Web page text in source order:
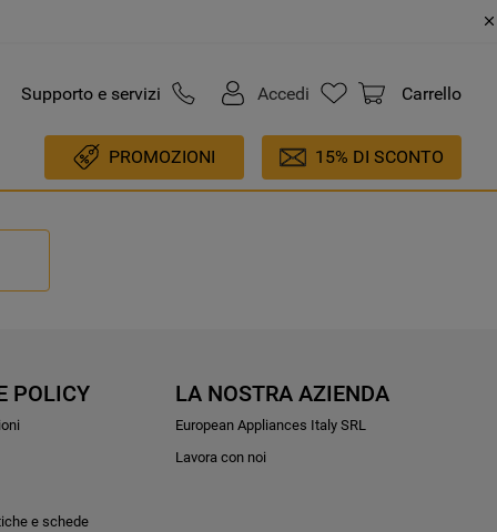
Supporto e servizi Accedi Carrello
PROMOZIONI 15% DI SCONTO
POLICY
e schede
LA NOSTRA AZIENDA
European Appliances Italy SRL
Lavora con noi